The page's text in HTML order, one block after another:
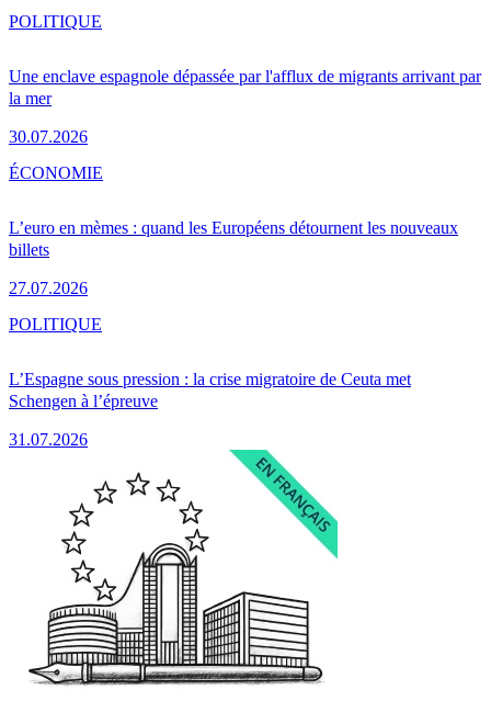
Une enclave espagnole dépassée par l'afflux de migrants arrivant par
la mer
30.07.2026
POLITIQUE
L’euro en mèmes : quand les Européens détournent les nouveaux
billets
27.07.2026
ÉCONOMIE
L’Espagne sous pression : la crise migratoire de Ceuta met
Schengen à l’épreuve
31.07.2026
POLITIQUE